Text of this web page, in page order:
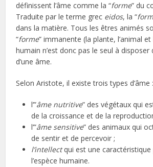
définissent l’âme comme la “forme” du
Traduite par le terme grec eidos, la “
dans la matière. Tous les êtres animés
“forme” immanente (la plante, l’animal et
humain n’est donc pas le seul à disposer
d’une âme.
Selon Aristote, il existe trois types d’âme :
l’”âme nutritive” des végétaux qui
de la croissance et de la
l’”âme sensitive” des animaux qui
de sentir et de percevoir ;
l’intellectqui est une caractéristique
l’espèce humaine.